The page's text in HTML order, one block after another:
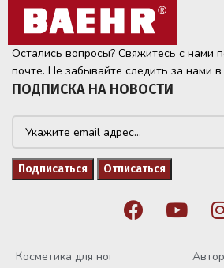
Остались вопросы? Свяжитесь с нами
почте. Не забывайте следить за нами в
ПОДПИСКА НА НОВОСТИ
Косметика для ног